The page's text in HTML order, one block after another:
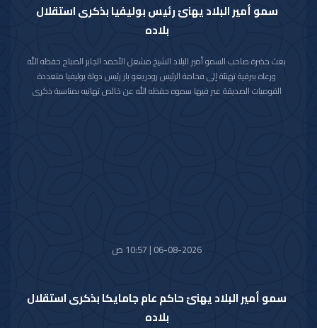
سمو أمير البلاد يهنئ رئيس بوليفيا بذكرى استقلال
بلاده
بعث حضرة صاحب السمو أمير البلاد الشيخ مشعل الأحمد الجابر الصباح حفظه الله
ورعاه ببرقية تهنئة إلى فخامة الرئيس رودريغو باز رئيس دولة بوليفيا متعددة
القوميات الصديقة عبر فيها سموه حفظه الله عن خالص تهانيه بمناسبة ذكرى
06-08-2026 | 10:57 ص
سمو أمير البلاد يهنئ حاكم عام جامايكا بذكرى استقلال
بلاده